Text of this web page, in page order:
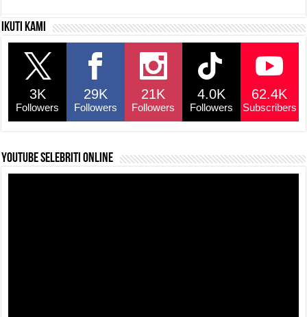
c
e
b
o
o
k
s
p
a
y
Li
n
k
e
Ikuti kami
3K
Followers
29K
Followers
21K
Followers
4.0K
Followers
62.4K
Subscribers
YouTube selebriti online